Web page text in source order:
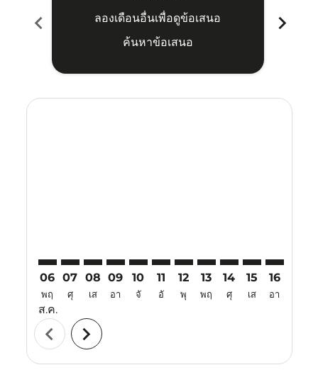
chevron_left
ลองเดือนอื่นเพื่อดูข้อเสนอ
ค้นหาข้อเสนอ
chevron_right
06
พฤ
ส.ค.
07
ศุ
08
เส
09
อา
10
จั
11
อั
12
พุ
13
พฤ
14
ศุ
15
เส
16
อา
chevron_left chevron_right